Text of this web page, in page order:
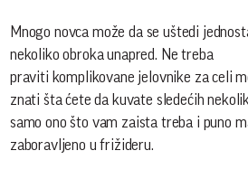
Mnogo novca može da se uštedi
nekoliko obroka unapred. Ne treba
praviti komplikovane jelovnike za celi
znati šta ćete da kuvate sledećih
samo ono što vam zaista treba i puno
zaboravljeno u frižideru.